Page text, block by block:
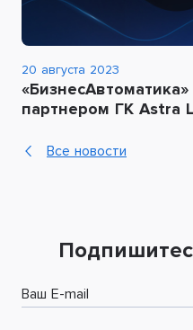
20 августа 2023
партнером ГК Astra
Все новости
Ваш E-mail